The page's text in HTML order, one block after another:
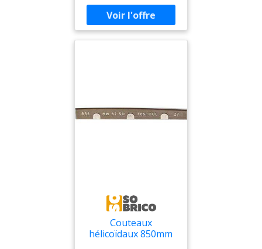
culottes assorties,
adaptés à toutes les
saisons
Couteaux
hélicoïdaux 850mm